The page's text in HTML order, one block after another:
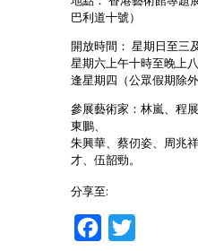
巴利道十號）
開放時間： 星期日至三
星期六上午十時至晚上
逢星期四（公眾假期除
參展藝術家：林嵐、程
東鵬、
朱興華、蔡仞姿、周兆
才、伍韶勁。
分享至:
Facebook